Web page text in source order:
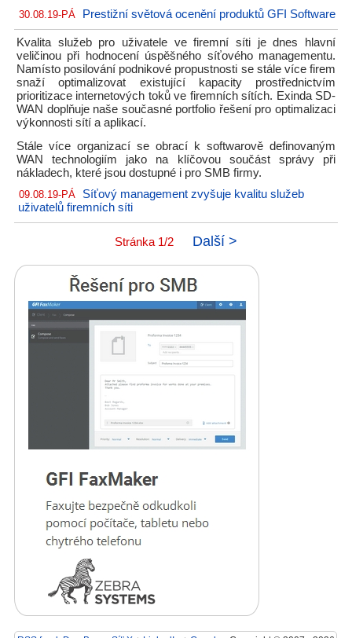
30.08.19-PÁ Prestižní světová ocenění produktů GFI Software
Kvalita služeb pro uživatele ve firemní síti je dnes hlavní
veličinou při hodnocení úspěšného síťového managementu.
Namísto posilování podnikové propustnosti se stále více firem
snaží optimalizovat existující kapacity prostřednictvím
prioritizace internetových toků ve firemních sítích. Exinda SD-
WAN doplňuje naše současné portfolio řešení pro optimalizaci
výkonnosti sítí a aplikací.
Stále více organizací se obrací k softwarově definovaným
WAN technologiím jako na klíčovou součást správy při
nákladech, které jsou dostupné i pro SMB firmy.
09.08.19-PÁ
Síťový management zvyšuje kvalitu služeb
uživatelů firemních síti
Stránka 1/2 Další >